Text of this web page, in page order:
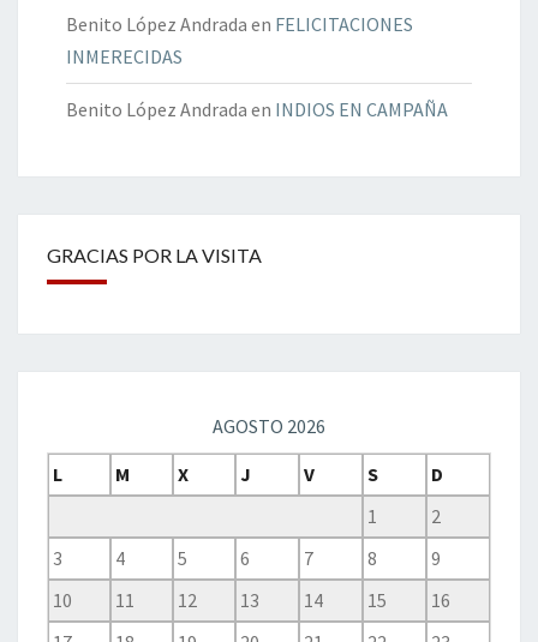
Benito López Andrada en FELICITACIONES
INMERECIDAS
Benito López Andrada en INDIOS EN CAMPAÑA
GRACIAS POR LA VISITA
AGOSTO 2026
L
M X J V S
D
1
2
3
4 5 6 7 8
9
10
11 12 13 14 15
16